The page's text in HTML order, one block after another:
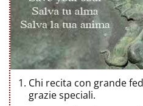
Chi recita con grande
grazie speciali.